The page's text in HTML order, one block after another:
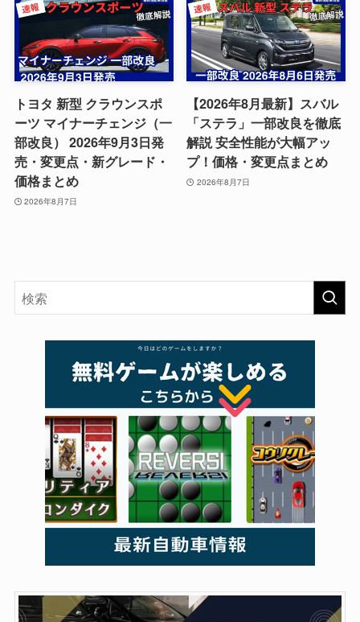
トヨタ 新型 クラウンスポ
ーツ マイナーチェンジ（一
部改良） 2026年9月3日発
売・変更点・新グレード・
価格まとめ
2026年8月7日
【2026年8月最新】スバル
「ステラ」一部改良を徹底
解説 安全性能が大幅アッ
プ！価格・変更点まとめ
2026年8月7日